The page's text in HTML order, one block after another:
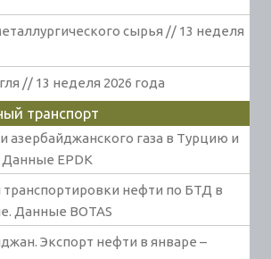
сырья // 13 неделя
// 13 неделя 2026 года
транспорт
азербайджанского газа в Турцию и
EPDK
нефти по БТД в
Данные BOTAS
Экспорт нефти в январе –